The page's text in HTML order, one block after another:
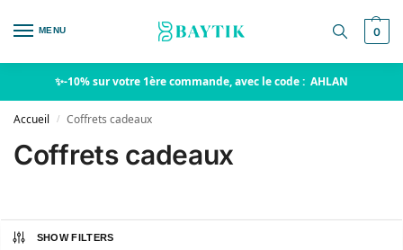
MENU 0
✨-10% sur votre 1ère commande, avec le code : AHLAN
Accueil / Coffrets cadeaux
Coffrets cadeaux
SHOW FILTERS